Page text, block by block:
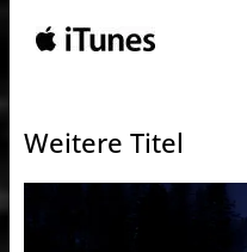
Weitere Titel